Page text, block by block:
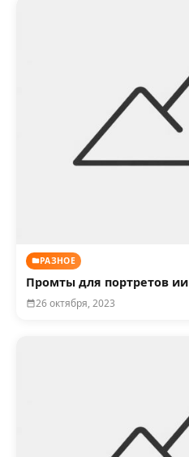
РАЗНОЕ
Промты для портретов ии
26 октября, 2023